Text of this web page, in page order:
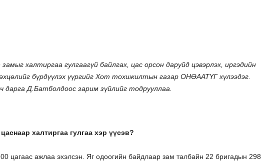
халтиргаа гулгаагүй байлгах, цас орсон даруйд цэвэрлэх, иргэдийн
бүрдүүлэх үүргийг Хот тохижилтын газар ОНӨААТҮГ хүлээдэг.
дарга Д.Батболдоос зарим зүйлийг тодрууллаа.
халтиргаа гулгаа хэр үүсэв?
цагаас ажлаа эхэлсэн. Яг одоогийн байдлаар зам талбайн 22 бригадын 298